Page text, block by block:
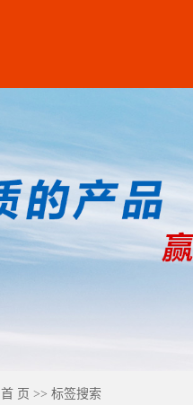
首 页 >> 标签搜索